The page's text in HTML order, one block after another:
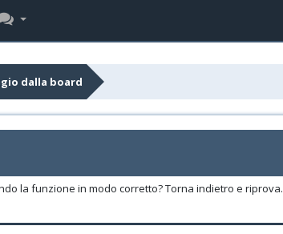
dalla board
la funzione in modo corretto? Torna indietro e riprova.